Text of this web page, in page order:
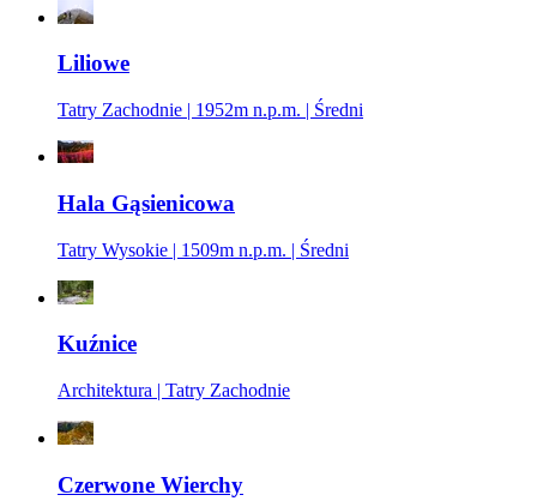
Liliowe
Tatry Zachodnie | 1952m n.p.m. | Średni
Hala Gąsienicowa
Tatry Wysokie | 1509m n.p.m. | Średni
Kuźnice
Architektura | Tatry Zachodnie
Czerwone Wierchy